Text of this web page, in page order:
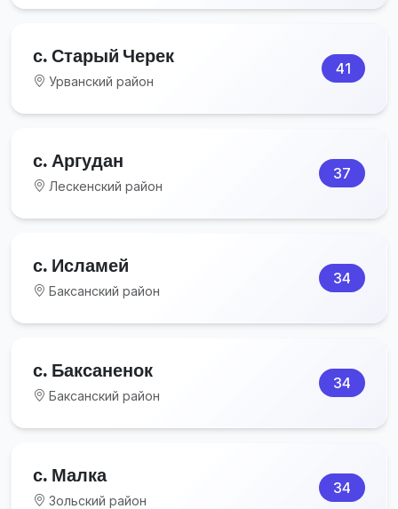
с. Старый Черек
Урванский район
41
с. Аргудан
Лескенский район
37
с. Исламей
Баксанский район
34
с. Баксаненок
Баксанский район
34
с. Малка
Зольский район
34